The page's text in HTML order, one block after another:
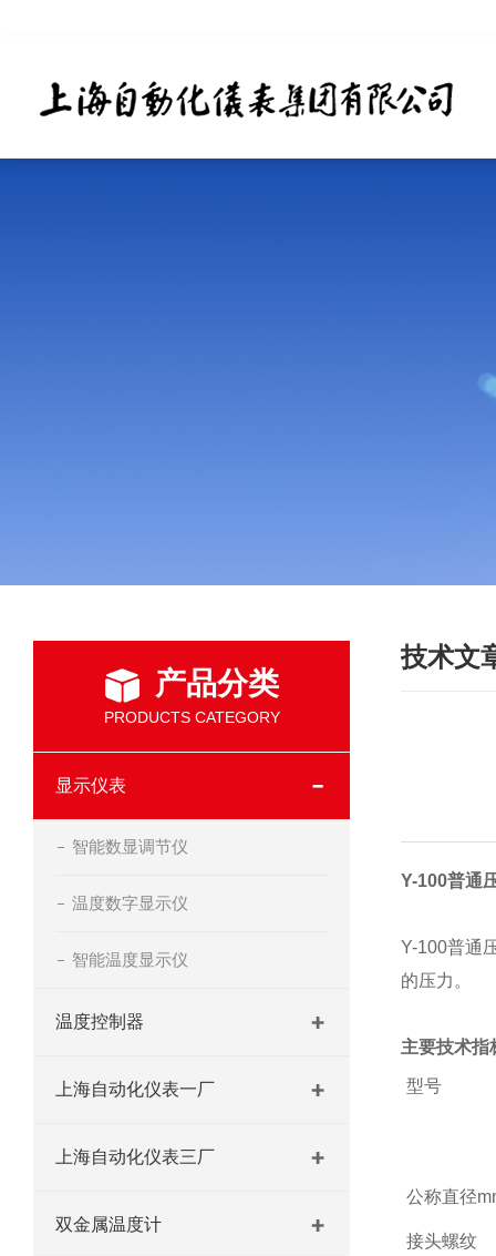
产品分类
PRODUCTS CATEGORY
显示仪表
智能数显调节仪
温度数字显示仪
智能温度显示仪
温度控制器
上海自动化仪表一厂
上海自动化仪表三厂
双金属温度计
技术文
Y-100普通
Y-100普通
的压力。
主要技术指
型号
公称直径
接头螺纹